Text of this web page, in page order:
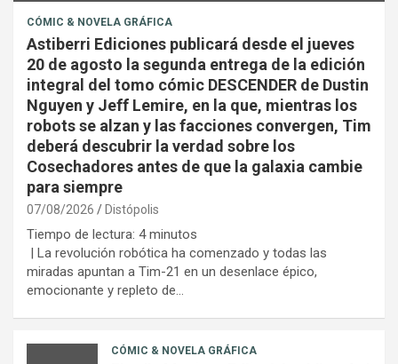
CÓMIC & NOVELA GRÁFICA
Astiberri Ediciones publicará desde el jueves
20 de agosto la segunda entrega de la edición
integral del tomo cómic DESCENDER de Dustin
Nguyen y Jeff Lemire, en la que, mientras los
robots se alzan y las facciones convergen, Tim
deberá descubrir la verdad sobre los
Cosechadores antes de que la galaxia cambie
para siempre
07/08/2026 Distópolis
Tiempo de lectura: 4 minutos
| La revolución robótica ha comenzado y todas las
miradas apuntan a Tim-21 en un desenlace épico,
emocionante y repleto de…
CÓMIC & NOVELA GRÁFICA